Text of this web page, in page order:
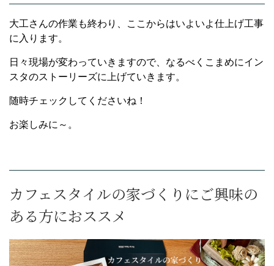
大工さんの作業も終わり、ここからはいよいよ仕上げ工事
に入ります。
日々現場が変わっていきますので、なるべくこまめにイン
スタのストーリーズに上げていきます。
随時チェックしてくださいね！
お楽しみに～。
カフェスタイルの家づくりにご興味の
ある方におススメ